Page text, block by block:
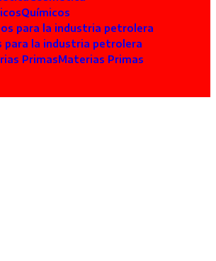
Químicos
para la industria petrolera
Materias Primas